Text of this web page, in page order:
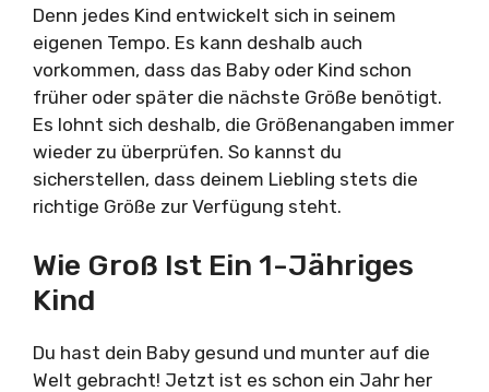
Denn jedes Kind entwickelt sich in seinem
eigenen Tempo. Es kann deshalb auch
vorkommen, dass das Baby oder Kind schon
früher oder später die nächste Größe benötigt.
Es lohnt sich deshalb, die Größenangaben immer
wieder zu überprüfen. So kannst du
sicherstellen, dass deinem Liebling stets die
richtige Größe zur Verfügung steht.
Wie Groß Ist Ein 1-Jähriges
Kind
Du hast dein Baby gesund und munter auf die
Welt gebracht! Jetzt ist es schon ein Jahr her